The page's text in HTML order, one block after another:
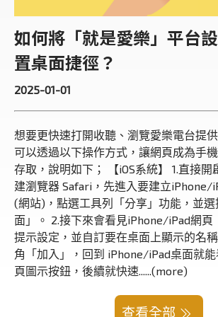
如何將「就是愛樂」平台
置桌面捷徑？
2025-01-01
想要更快速打開收聽、瀏覽愛樂電台提
可以透過以下操作方式，讓網頁成為手
存取，說明如下； 【iOS系統】 1.直接
建瀏覽器 Safari，先進入要建立iPhone/
(網站)，點選工具列「分享」功能，並
面」。 2.接下來會看見iPhone/iPad網頁
提示設定，並自訂要在桌面上顯示的名
角「加入」，回到 iPhone/iPad桌面就
頁圖示按鈕，後續就快速......(more)
查看全部